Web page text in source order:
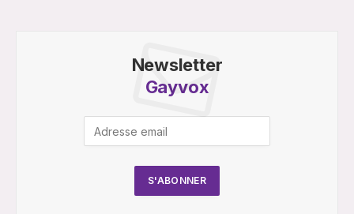
Newsletter
Gayvox